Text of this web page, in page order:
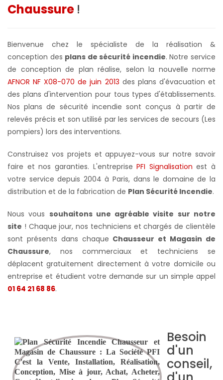
Chaussure !
Bienvenue chez le spécialiste de la réalisation &
conception des plans de sécurité incendie. Notre service
de conception de plan réalise, selon la nouvelle norme
AFNOR NF X08-070 de juin 2013 des plans d'évacuation et
des plans d'intervention pour tous types d'établissements.
Nos plans de sécurité incendie sont conçus à partir de
relevés précis et son utilisé par les services de secours (Les
pompiers) lors des interventions.
Construisez vos projets et appuyez-vous sur notre savoir
faire et nos garanties. L'entreprisePFI Signalisation est à
votre service depuis 2004 à Paris, dans le domaine de la
distribution et de la fabrication de Plan Sécurité Incendie.
Nous vous souhaitons une agréable visite sur notre
site ! Chaque jour, nos techniciens et chargés de clientèle
sont présents dans chaque Chausseur et Magasin de
Chaussure, nos commerciaux et techniciens se
déplacent gratuitement directement à votre domicile ou
entreprise et étudient votre demande sur un simple appel
01 64 21 68 86.
Besoin
d'un
conseil,